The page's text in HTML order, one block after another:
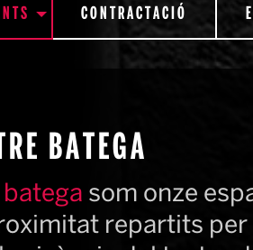
CONTRACTACIÓ
BATEGA
som onze
repartits per